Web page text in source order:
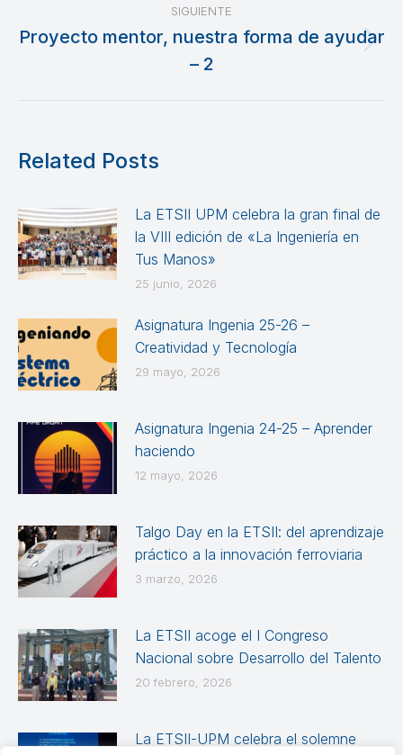
SIGUIENTE
siguiente:
Proyecto mentor, nuestra forma de ayudar
– 2
Related Posts
La ETSII UPM celebra la gran final de
la VIII edición de «La Ingeniería en
Tus Manos»
25 junio, 2026
Asignatura Ingenia 25-26 –
Creatividad y Tecnología
29 mayo, 2026
Asignatura Ingenia 24-25 – Aprender
haciendo
12 mayo, 2026
Talgo Day en la ETSII: del aprendizaje
práctico a la innovación ferroviaria
3 marzo, 2026
La ETSII acoge el I Congreso
Nacional sobre Desarrollo del Talento
20 febrero, 2026
La ETSII-UPM celebra el solemne